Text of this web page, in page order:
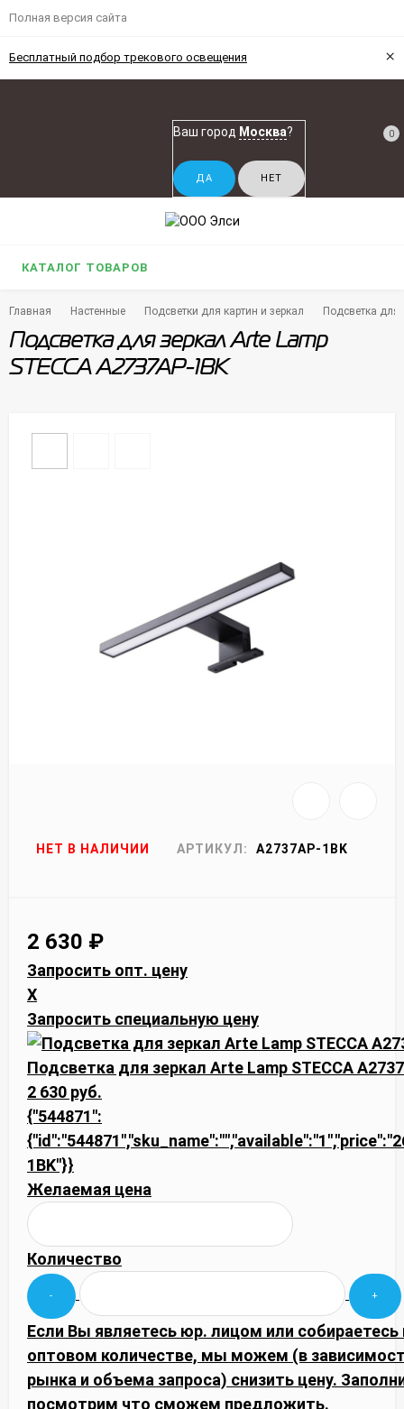
Полная версия сайта
Бесплатный подбор трекового освещения ×
Ваш город Москва? 0
КАТАЛОГ ТОВАРОВ
Главная Настенные Подсветки для картин и зеркал Подсветка для
Подсветка для зеркал Arte Lamp
STECCA A2737AP-1BK
НЕТ В НАЛИЧИИ АРТИКУЛ: A2737AP-1BK
2 630 ₽
Запросить опт. цену
X
Запросить специальную цену
Подсветка для зеркал Arte Lamp STECCA
2 630 руб.
{"544871":
1BK"}}
Желаемая цена
Количество
Если Вы являетесь юр. лицом или собираетесь
оптовом количестве, мы можем (в
рынка и объема запроса) снизить цену.
посмотрим что сможем предложить.